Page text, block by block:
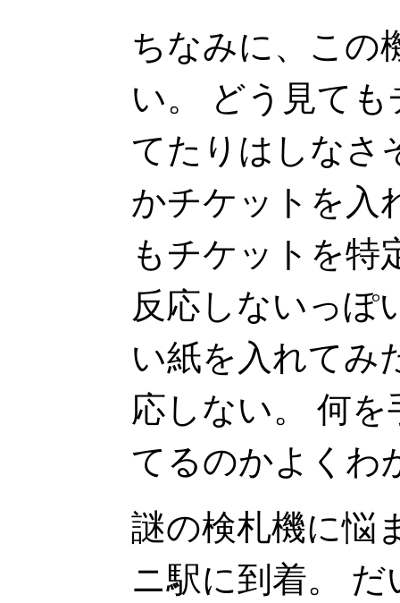
ちなみに、この
い。 どう見て
てたりはしなさ
かチケットを入
もチケットを特
反応しないっぽ
い紙を入れてみ
応しない。 何
てるのかよくわ
謎の検札機に悩
ニ駅に到着。 だ